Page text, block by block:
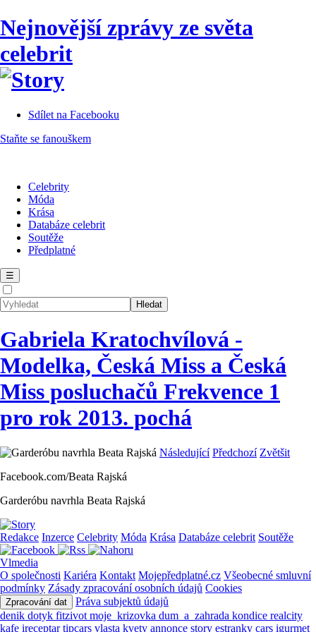
Nejnovější zprávy ze světa
celebrit
Sdílet na Facebooku
Staňte se fanouškem
Celebrity
Móda
Krása
Databáze celebrit
Soutěže
Předplatné
☰
Gabriela Kratochvílová -
Modelka, Česká Miss a Česká
Miss posluchačů Frekvence 1
pro rok 2013. pochá
Následující Předchozí Zvětšit
Facebook.com/Beata Rajská
Garderóbu navrhla Beata Rajská
Redakce Inzerce Celebrity Móda Krása Databáze celebrit Soutěže
Vlmedia
O společnosti Kariéra Kontakt Mojepředplatné.cz Všeobecné smluvní
podmínky Zásady zpracování osobních údajů Cookies
Zpracování dat
Práva subjektů údajů
denik dotyk fitzivot moje_krizovka dum_a_zahrada kondice realcity
kafe ireceptartipcars vlasta kvety annonce story estranky cars igurmet